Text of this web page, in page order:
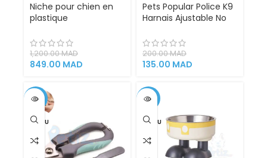
Niche pour chien en
plastique
– Abri robuste et
résistant aux
intempéries pour
1,200.00MAD
849.00 MAD
Pets Popular Police K9
Harnais Ajustable No
200.00MAD
135.00 MAD
-18%
VENDU
-18%
VENDU